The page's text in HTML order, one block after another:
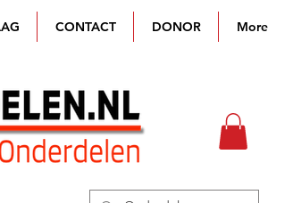
CONTACT DONOR More